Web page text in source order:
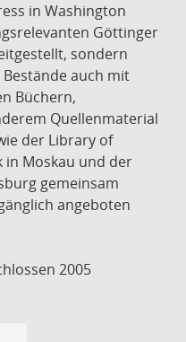
in Washington
Göttinger
sondern
auch mit
Büchern,
Quellenmaterial
der Library of
in Moskau und der
gemeinsam
angeboten
2005